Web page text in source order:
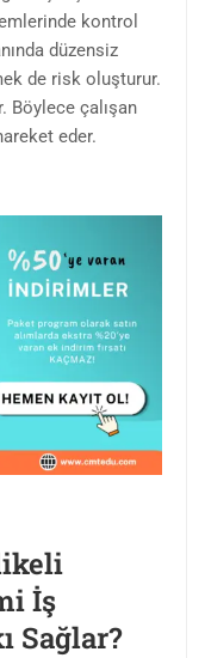
kontrol
düzensiz
de risk oluşturur.
Böylece çalışan
eder.
İş
Sağlar?